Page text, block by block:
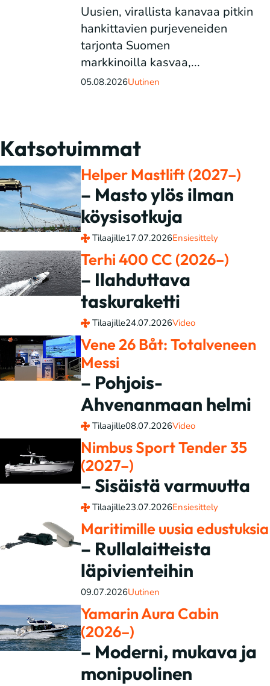
Uusien, virallista kanavaa pitkin
hankittavien purjeveneiden
tarjonta Suomen
markkinoilla kasvaa,...
05.08.2026Uutinen
Katsotuimmat
Helper Mastlift (2027–)
– Masto ylös ilman
köysisotkuja
Tilaajille17.07.2026Ensiesittely
Terhi 400 CC (2026–)
– Ilahduttava
taskuraketti
Tilaajille24.07.2026Video
Vene 26 Båt: Totalveneen
Messi
– Pohjois-
Ahvenanmaan helmi
Tilaajille08.07.2026Video
Nimbus Sport Tender 35
(2027–)
– Sisäistä varmuutta
Tilaajille23.07.2026Ensiesittely
Maritimille uusia edustuksia
– Rullalaitteista
läpivienteihin
09.07.2026Uutinen
Yamarin Aura Cabin
(2026–)
– Moderni, mukava ja
monipuolinen